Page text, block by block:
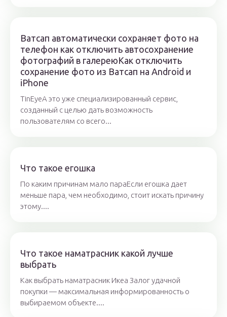
Ватсап автоматически сохраняет фото на
телефон как отключить автосохранение
фотографий в галереюКак отключить
сохранение фото из Ватсап на Android и
iPhone
TinEyeА это уже специализированный сервис,
созданный с целью дать возможность
пользователям со всего...
Что такое егошка
По каким причинам мало параЕсли егошка дает
меньше пара, чем необходимо, стоит искать причину
этому....
Что такое наматрасник какой лучше
выбрать
Как выбрать наматрасник Икеа Залог удачной
покупки — максимальная информированность о
выбираемом объекте....